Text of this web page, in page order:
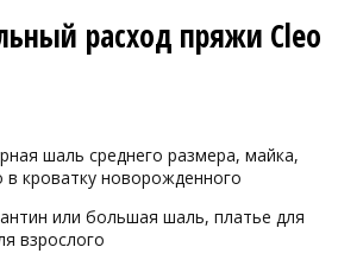
расход пряжи Cleo
шаль среднего размера, майка,
кроватку новорожденного
или большая шаль, платье для
взрослого